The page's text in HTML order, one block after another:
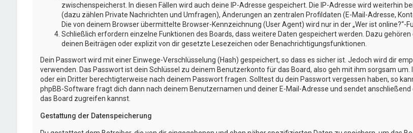
zwischenspeicherst. In diesen Fällen wird auch deine IP-Adresse gespeichert. Die IP-Adresse wird weiterhin
(dazu zählen Private Nachrichten und Umfragen), Änderungen an zentralen Profildaten (E-Mail-Adresse,
Die von deinem Browser übermittelte Browser-Kennzeichnung (User Agent) wird nur in der „Wer ist
Schließlich erfordern einzelne Funktionen des Boards, dass weitere Daten gespeichert werden. Dazu
deinen Beiträgen oder explizit von dir gesetzte Lesezeichen oder Benachrichtigungsfunktionen.
Dein Passwort wird mit einer Einwege-Verschlüsselung (Hash) gespeichert, so dass es sicher ist. Jedoch wird dir
verwenden. Das Passwort ist dein Schlüssel zu deinem Benutzerkonto für das Board, also geh mit ihm sorgsam
oder ein Dritter berechtigterweise nach deinem Passwort fragen. Solltest du dein Passwort vergessen haben, so
phpBB-Software fragt dich dann nach deinem Benutzernamen und deiner E-Mail-Adresse und sendet
das Board zugreifen kannst.
Gestattung der Datenspeicherung